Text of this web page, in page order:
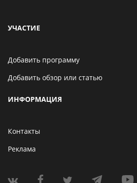
УЧАСТИЕ
Добавить программу
Добавить обзор или статью
ИНФОРМАЦИЯ
Контакты
Реклама